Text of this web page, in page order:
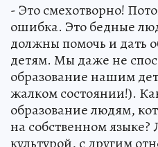
- Это смехотворно!
ошибка. Это бедные
должны помочь и дать
детям. Мы даже не
образование нашим
жалком состоянии!).
образование людям,
на собственном